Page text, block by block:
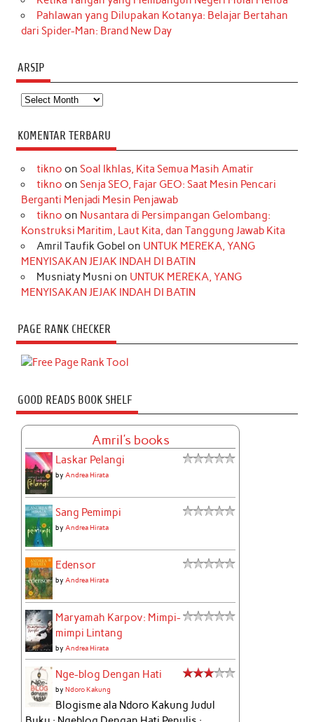
Pahlawan yang Dilupakan Kotanya: Belajar Bertahan
dari Spider-Man: Brand New Day
ARSIP
Arsip
KOMENTAR TERBARU
tikno on Soal Ikhlas, Kita Semua Masih Amatir
tikno on Senja SEO, Fajar GEO: Saat Mesin Pencari
Berganti Menjadi Mesin Penjawab
tikno on Nusantara di Persimpangan Gelombang:
Konstruksi Maritim, Laut Kita, dan Tanggung Jawab Kita
Amril Taufik Gobel on UNTUK MEREKA, YANG
MENYISAKAN JEJAK INDAH DI BATIN
Musniaty Musni on UNTUK MEREKA, YANG
MENYISAKAN JEJAK INDAH DI BATIN
PAGE RANK CHECKER
GOOD READS BOOK SHELF
Amril's books
Laskar Pelangi
byAndrea Hirata
Sang Pemimpi
byAndrea Hirata
Edensor
byAndrea Hirata
Maryamah Karpov: Mimpi-
mimpi Lintang
byAndrea Hirata
Nge-blog Dengan Hati
byNdoro Kakung
Blogisme ala Ndoro Kakung Judul